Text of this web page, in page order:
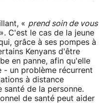
« prend soin de vous
C'est le cas de la jeune
grâce à ses pompes à
Kenyans d'être
en panne, afin qu'elle
- un problème récurrent
à distance
santé de la personne.
de santé peut aider